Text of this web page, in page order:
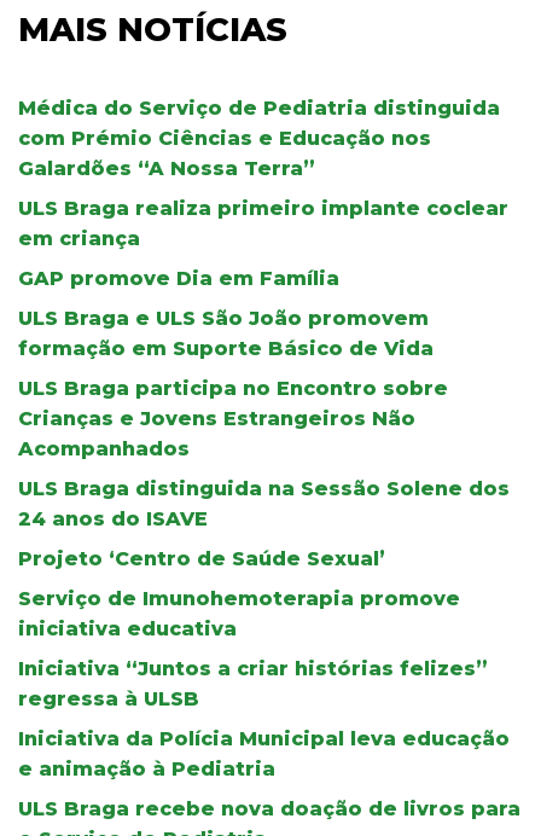
MAIS NOTÍCIAS
Médica do Serviço de Pediatria distinguida
com Prémio Ciências e Educação nos
Galardões “A Nossa Terra”
ULS Braga realiza primeiro implante coclear
em criança
GAP promove Dia em Família
ULS Braga e ULS São João promovem
formação em Suporte Básico de Vida
ULS Braga participa no Encontro sobre
Crianças e Jovens Estrangeiros Não
Acompanhados
ULS Braga distinguida na Sessão Solene dos
24 anos do ISAVE
Projeto ‘Centro de Saúde Sexual’
Serviço de Imunohemoterapia promove
iniciativa educativa
Iniciativa “Juntos a criar histórias felizes”
regressa à ULSB
Iniciativa da Polícia Municipal leva educação
e animação à Pediatria
ULS Braga recebe nova doação de livros para